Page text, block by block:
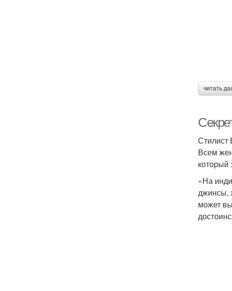
читать
Стилист
Всем
который
«На
джинсы,
может